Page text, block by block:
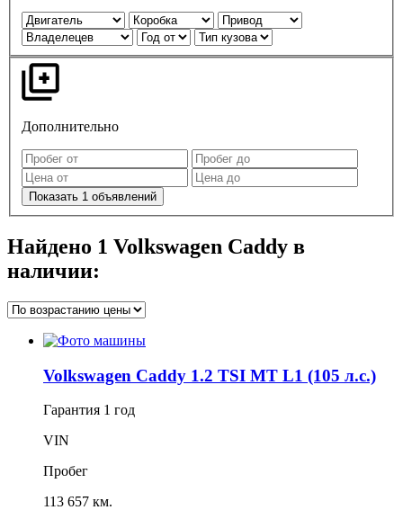
Дополнительно
Показать 1 объявлений
Найдено 1 Volkswagen Caddy в
наличии:
Volkswagen Caddy 1.2 TSI MT L1 (105 л.с.)
Гарантия 1 год
VIN
Пробег
113 657 км.